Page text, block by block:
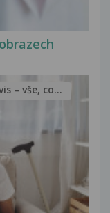
– vše, co...